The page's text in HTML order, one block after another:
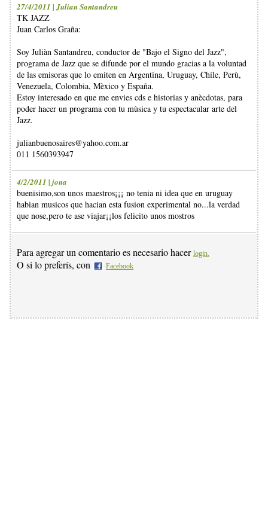
27/4/2011 | Julian Santandreu
TK JAZZ
Juan Carlos Graña:
Soy Juliàn Santandreu, conductor de "Bajo el Signo del Jazz",
programa de Jazz que se difunde por el mundo gracias a la voluntad
de las emisoras que lo emiten en Argentina, Uruguay, Chile, Perù,
Venezuela, Colombia, Mèxico y España.
Estoy interesado en que me envies cds e historias y anècdotas, para
poder hacer un programa con tu mùsica y tu espectacular arte del
Jazz.
julianbuenosaires@yahoo.com.ar
011 1560393947
4/2/2011 | jona
buenisimo,son unos maestros¡¡¡ no tenia ni idea que en uruguay
habian musicos que hacian esta fusion experimental no...la verdad
que nose,pero te ase viajar¡¡los felicito unos mostros
Para agregar un comentario es necesario hacer login.
O si lo preferís, con Facebook